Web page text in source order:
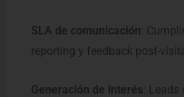
SLA de comunicación :
reporting y feedback post-
Generación de interés :